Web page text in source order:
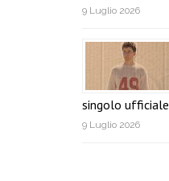
9 Luglio 2026
singolo ufficiale
9 Luglio 2026